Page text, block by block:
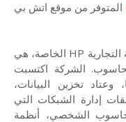
المتوفر من موقع اتش بي
شركة هوليت باكارد معروفة أيضاً بالعلامة التجارية HP الخاصة، هي
الشركة اكتسبت
تخزين البيانات،
إدارة الشبكات التي
الشخصي، أنظمة